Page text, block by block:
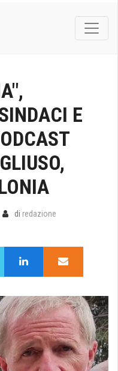
E
di redazione